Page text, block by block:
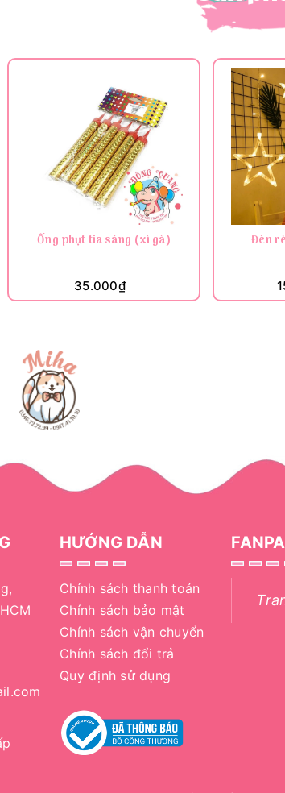
Ống phụt tia sáng (xì gà)
35.000₫
Đèn
HƯỚNG DẪN
Chính sách thanh toán
Chính sách bảo mật
Chính sách vận chuyển
Chính sách đổi trả
Quy định sử dụng